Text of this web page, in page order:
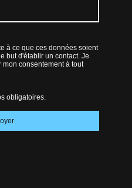
à ce que ces données soient
but d'établir un contact. Je
consentement à tout
obligatoires.